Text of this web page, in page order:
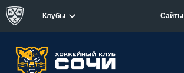
Клубы Сайты